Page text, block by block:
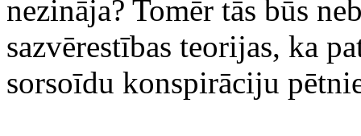
nezināja? Tomēr tās būs
sazvērestības teorijas, ka
sorsoīdu konspirāciju